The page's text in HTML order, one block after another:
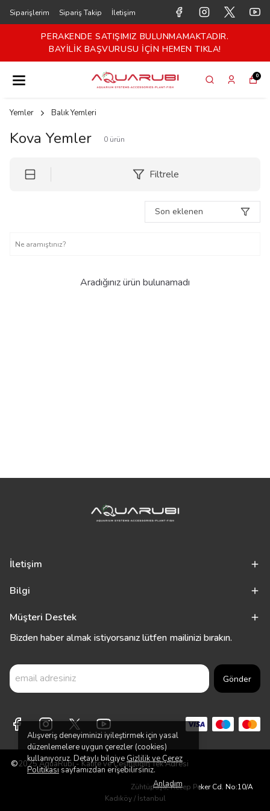
Siparişlerim Sipariş Takip İletişim
PERAKENDE SATIŞIMIZ BULUNMAMAKTADIR.
BAYİLİK BAŞVURUSU İÇİN HEMEN TIKLA!
0
Alışveriş deneyiminizi iyileştirmek için yasal
düzenlemelere uygun çerezler (cookies)
kullanıyoruz. Detaylı bilgiye Gizlilik ve Çerez
Politikası sayfamızdan erişebilirsiniz.
Anladım
Yemler Balık Yemleri
Kova Yemler 0 ürün
Filtrele
Son eklenen
Aradığınız ürün bulunamadı
İletişim
Bilgi
Müşteri Destek
Bizden haber almak istiyorsanız lütfen mailinizi bırakın.
Gönder
©2025 AquaRubi - Kalite ve Çeşitliliğin Tek Adresi
Zühtüpaşa, Recep Peker Cd. No:10/A
Kadıköy / İstanbul